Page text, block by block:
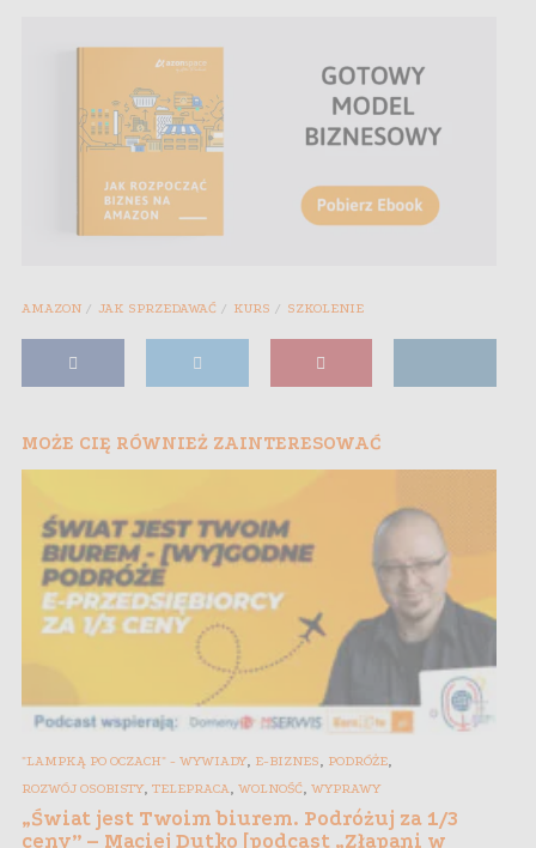
AMAZON JAK SPRZEDAWAĆ KURS SZKOLENIE
MOŻE CIĘ RÓWNIEŻ ZAINTERESOWAĆ
"LAMPKĄ PO OCZACH" - WYWIADY, E-BIZNES, PODRÓŻE,
ROZWÓJ OSOBISTY, TELEPRACA, WOLNOŚĆ, WYPRAWY
„Świat jest Twoim biurem. Podróżuj za 1/3
ceny” – Maciej Dutko [podcast „Złapani w